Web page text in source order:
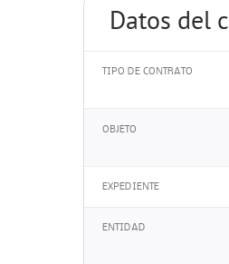
Datos del
TIPO DE CONTRATO
OBJETO
EXPEDIENTE
ENTIDAD